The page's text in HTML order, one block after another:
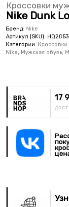
Кроссовки
Nike Dunk
Бренд: Nike
Артикул (SKU):
Категории:
Nike, Мужская обувь,
17